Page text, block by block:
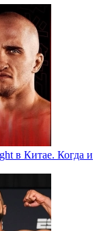
в Китае. Когда и